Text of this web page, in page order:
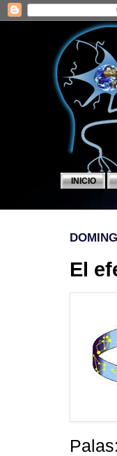
INICIO
El
Palas: